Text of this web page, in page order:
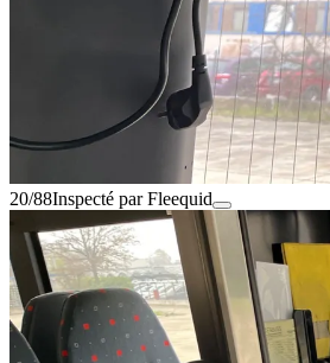
20/88Inspecté par Fleequid